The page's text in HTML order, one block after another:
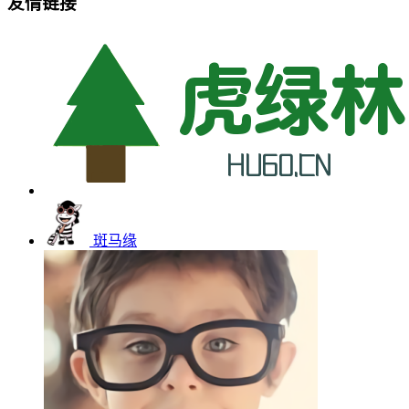
斑马缘